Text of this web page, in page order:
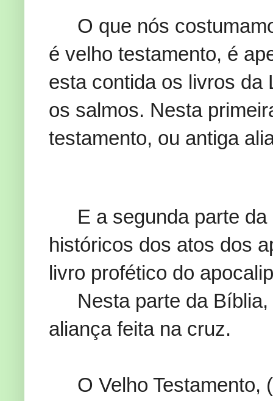
O que nós
é velho testamento, é
esta contida os livros da
os salmos. Nesta
testamento, ou antiga
E a segunda parte
históricos dos atos dos
livro profético do
Nesta parte da
aliança feita na cruz.
O Velho Testamento,